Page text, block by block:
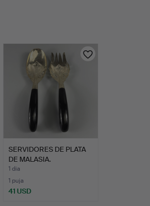
SERVIDORES DE PLATA
DE MALASIA.
1 día
1 puja
41 USD